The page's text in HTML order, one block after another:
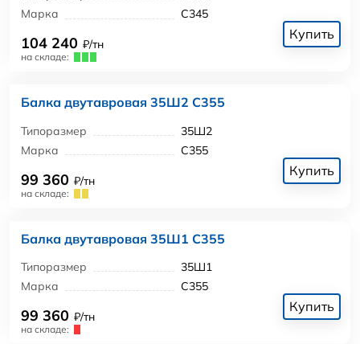
Марка
С345
104 240 ₽/тн
на складе:
Купить
Балка двутавровая 35Ш2 С355
Типоразмер
35Ш2
Марка
С355
99 360 ₽/тн
на складе:
Купить
Балка двутавровая 35Ш1 С355
Типоразмер
35Ш1
Марка
С355
99 360 ₽/тн
на складе:
Купить